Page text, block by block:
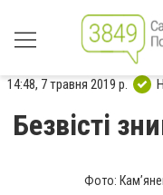
14:48, 7 травня 2019 р.
Безвісті
Фото: